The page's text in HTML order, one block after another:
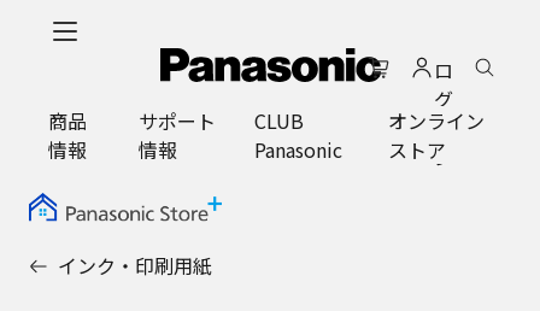
ロ
グ
イ
ン
商品
情報
サポート
情報
CLUB
Panasonic
オンライン
ストア
インク・印刷用紙